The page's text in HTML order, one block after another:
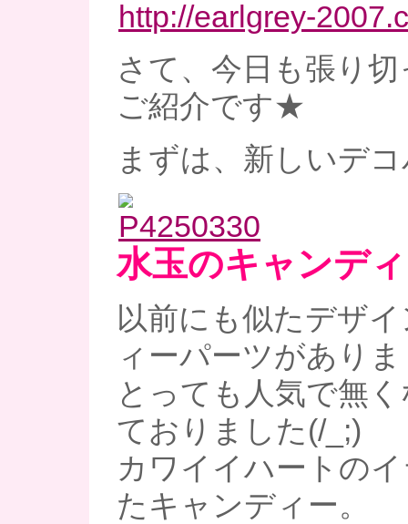
http://earlgrey-
さて、今日も張り
ご紹介です★
まずは、新しいデ
水玉のキャンデ
以前にも似たデザ
ィーパーツがあり
とっても人気で無
ておりました(/_;)
カワイイハートの
たキャンディー。